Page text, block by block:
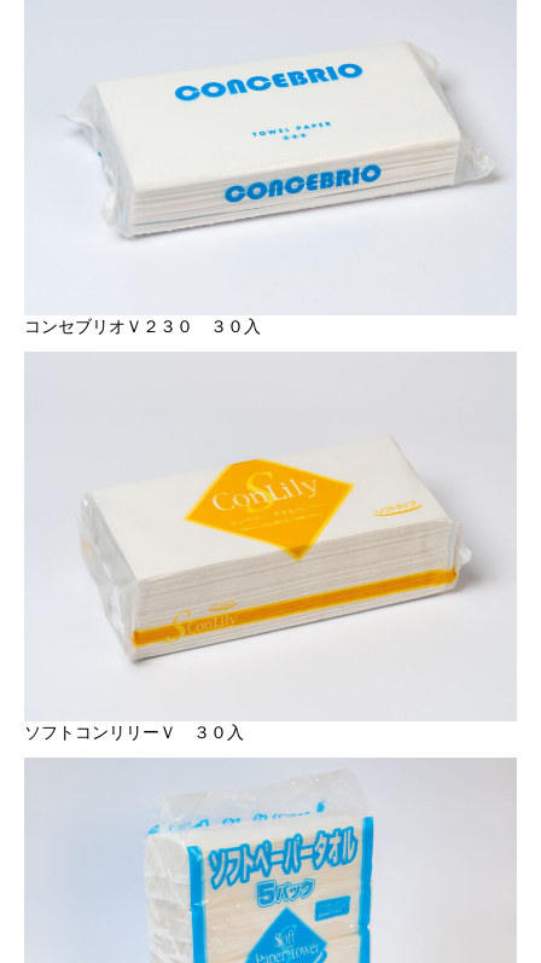
コンセブリオＶ２３０ ３０入
ソフトコンリリーＶ ３０入